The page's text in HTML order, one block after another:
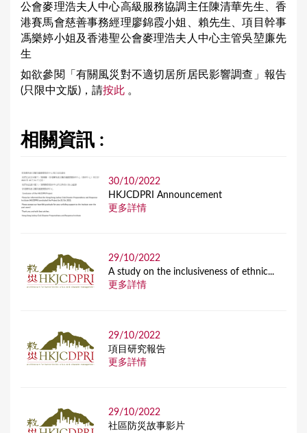
公會麥理浩夫人中心高級服務協調主任陳清華先生、香
港賽馬會慈善事務經理廖錦霞小姐、賴先生、項目幹事
馮樂婷小姐及香港聖公會麥理浩夫人中心主管吳堃廉先
生
如欲參閱「有關風災對不適切居所居民影響調查」報告
(只限中文版)，請按此 。
相關資訊 :
30/10/2022
HKJCDPRI Announcement
更多詳情
29/10/2022
A study on the inclusiveness of ethnic...
更多詳情
29/10/2022
項目研究報告
更多詳情
29/10/2022
社區防災故事影片